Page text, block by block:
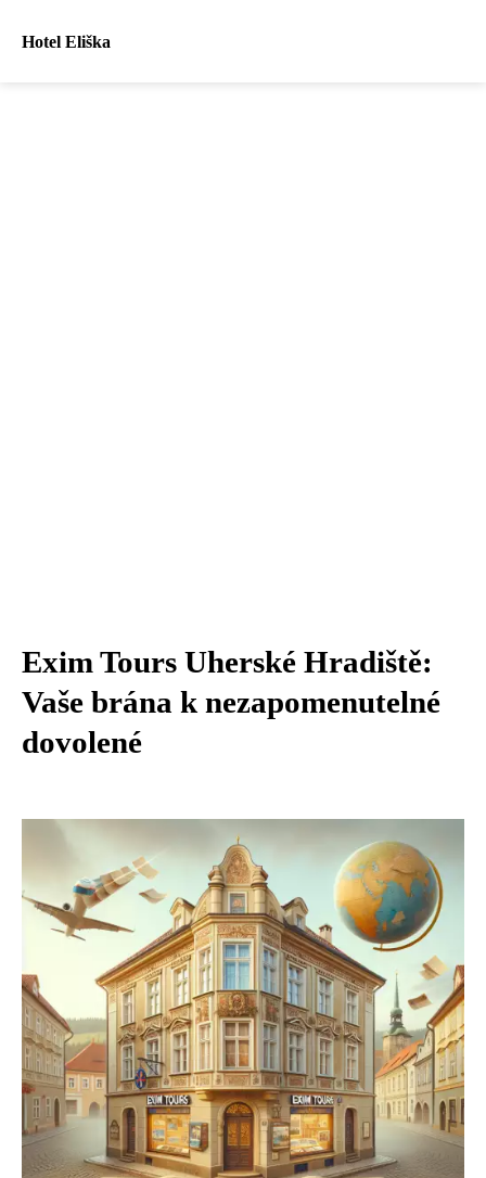
Hotel Eliška
Exim Tours Uherské Hradiště:
Vaše brána k nezapomenutelné
dovolené